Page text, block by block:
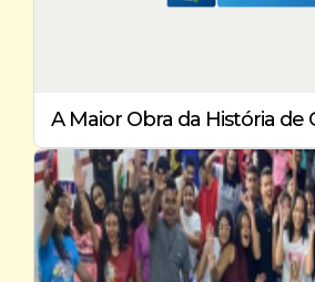
A Maior Obra da História de